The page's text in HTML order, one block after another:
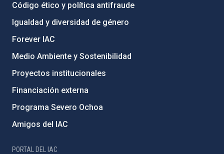
Código ético y política antifraude
Igualdad y diversidad de género
Forever IAC
Medio Ambiente y Sostenibilidad
Proyectos institucionales
Financiación externa
Programa Severo Ochoa
Amigos del IAC
PORTAL DEL IAC